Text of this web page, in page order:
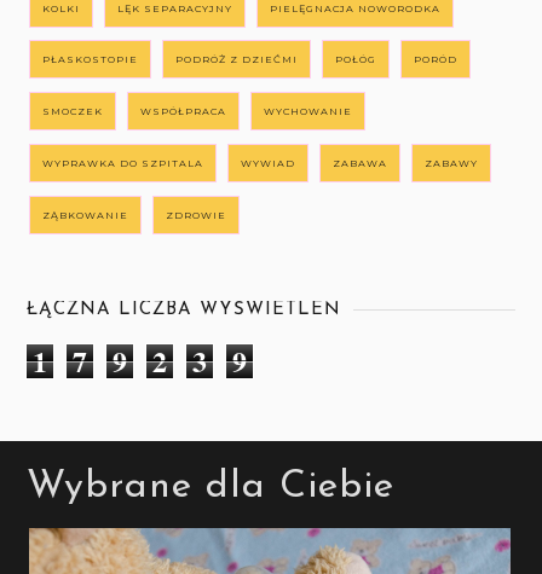
KOLKI LĘK SEPARACYJNY PIELĘGNACJA NOWORODKA
PŁASKOSTOPIE PODRÓŻ Z DZIEĆMI POŁÓG PORÓD
SMOCZEK WSPÓŁPRACA WYCHOWANIE
WYPRAWKA DO SZPITALA WYWIAD ZABAWA ZABAWY
ZĄBKOWANIE ZDROWIE
ŁĄCZNA LICZBA WYŚWIETLEŃ
1 7 9 2 3 9
Wybrane dla Ciebie